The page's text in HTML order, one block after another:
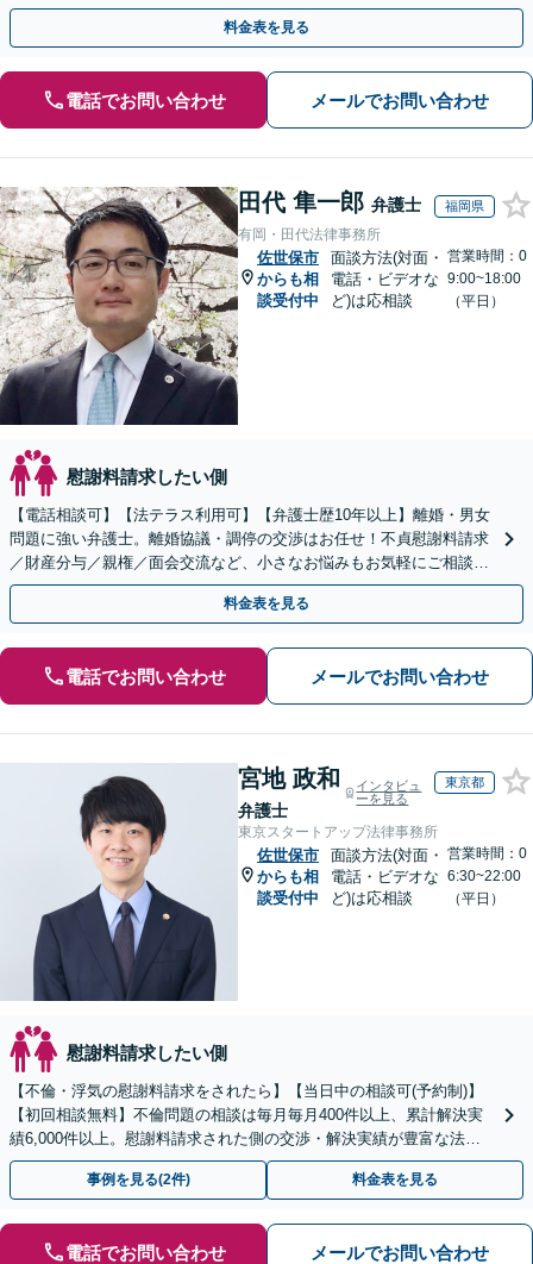
た解決を目指します！
料金表を見る
電話でお問い合わせ メールでお問い合わせ
田代 隼一郎 弁護士 福岡県
有岡・田代法律事務所
佐世保市
からも相
談受付中
面談方法(対面・
電話・ビデオな
ど)は応相談
営業時間：0
9:00~18:00
（平日）
慰謝料請求したい側
【電話相談可】【法テラス利用可】【弁護士歴10年以上】離婚・男女
問題に強い弁護士。離婚協議・調停の交渉はお任せ！不貞慰謝料請求
／財産分与／親権／面会交流など、小さなお悩みもお気軽にご相談く
ださい【夜間・休日面談可】【完全個室】【赤坂駅1分】
料金表を見る
電話でお問い合わせ メールでお問い合わせ
宮地 政和
弁護士
インタビュ
ーを見る
東京都
東京スタートアップ法律事務所
佐世保市
からも相
談受付中
面談方法(対面・
電話・ビデオな
ど)は応相談
営業時間：0
6:30~22:00
（平日）
慰謝料請求したい側
【不倫・浮気の慰謝料請求をされたら】【当日中の相談可(予約制)】
【初回相談無料】不倫問題の相談は毎月毎月400件以上、累計解決実
績6,000件以上。慰謝料請求された側の交渉・解決実績が豊富な法律
事務所です。
事例を見る(2件) 料金表を見る
電話でお問い合わせ メールでお問い合わせ